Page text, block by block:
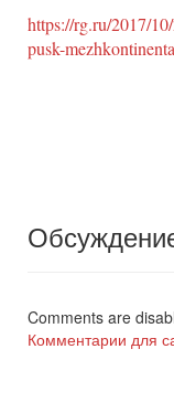
https://rg.ru/2017/
pusk-
Comments are
Комментарии для